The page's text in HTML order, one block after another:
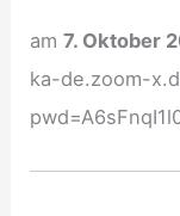
am7. Oktober
ka-de.zoom-
s